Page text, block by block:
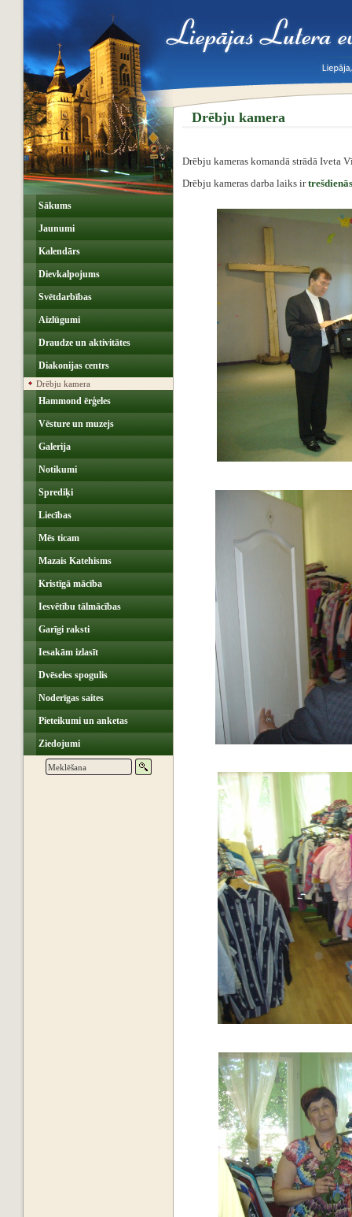
Sākums
Jaunumi
Kalendārs
Dievkalpojums
Svētdarbības
Aizlūgumi
Draudze un aktivitātes
Diakonijas centrs
Drēbju kamera
Hammond ērģeles
Vēsture un muzejs
Galerija
Notikumi
Sprediķi
Liecības
Mēs ticam
Mazais Katehisms
Kristīgā mācība
Iesvētību tālmācības
Garīgi raksti
Iesakām izlasīt
Dvēseles spogulis
Noderīgas saites
Pieteikumi un anketas
Ziedojumi
Drēbju kamera
Drēbju kameras komandā strādā Iveta
Drēbju kameras darba laiks irtrešdienās